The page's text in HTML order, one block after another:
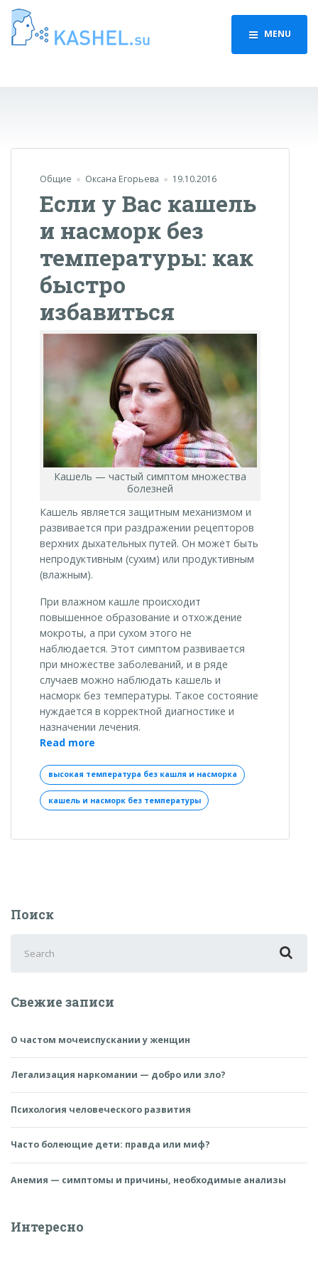
MENU
Общие Оксана Егорьева 19.10.2016
Если у Вас кашель
и насморк без
температуры: как
быстро
избавиться
Кашель — частый симптом множества
болезней
Кашель является защитным механизмом и
развивается при раздражении рецепторов
верхних дыхательных путей. Он может быть
непродуктивным (сухим) или продуктивным
(влажным).
При влажном кашле происходит
повышенное образование и отхождение
мокроты, а при сухом этого не
наблюдается. Этот симптом развивается
при множестве заболеваний, и в ряде
случаев можно наблюдать кашель и
насморк без температуры. Такое состояние
нуждается в корректной диагностике и
назначении лечения.
Read more
Вас
кашель
и
без
высокая температура без кашля и насморка
кашель и насморк без температуры
Поиск
for:
Свежие записи
О частом мочеиспускании у женщин
Легализация наркомании — добро или зло?
Психология человеческого развития
Часто болеющие дети: правда или миф?
Анемия — симптомы и причины, необходимые анализы
Интересно